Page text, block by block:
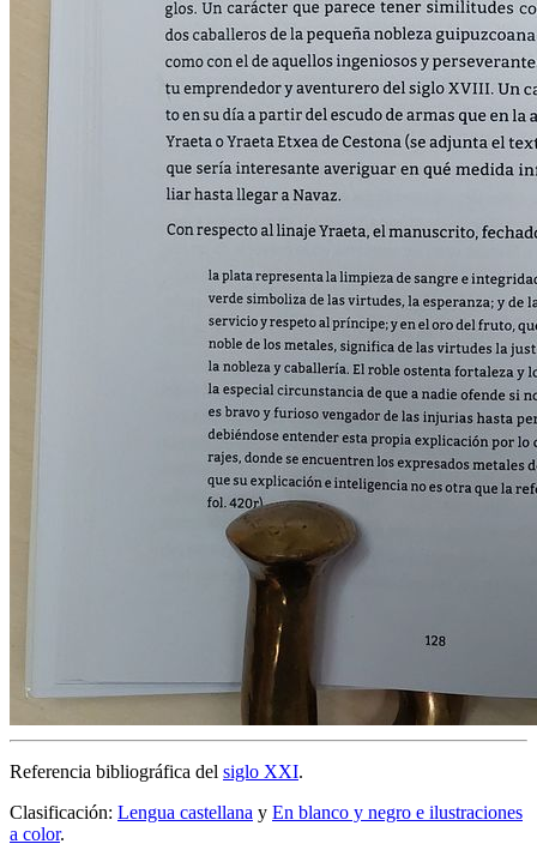
Referencia bibliográfica del siglo XXI.
Clasificación: Lengua castellana y En blanco y negro e ilustraciones
a color.